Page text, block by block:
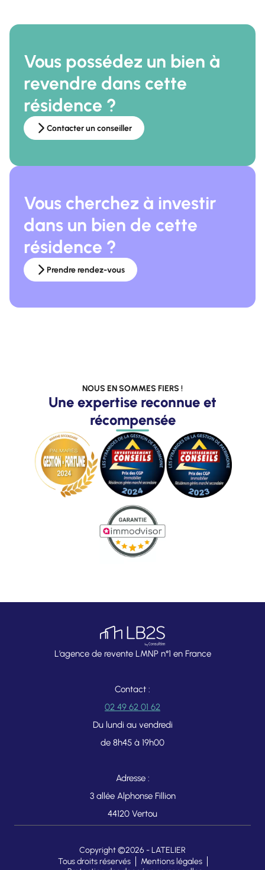
Vous possédez un bien à
revendre dans cette
résidence ?
Contacter un conseiller
Vous cherchez à investir
dans un bien de cette
résidence ?
Prendre rendez-vous
NOUS EN SOMMES FIERS !
Une expertise reconnue et
récompensée
L’agence de revente LMNP n°1 en France
Contact :
02 49 62 01 62
Du lundi au vendredi
de 8h45 à 19h00
Adresse :
3 allée Alphonse Fillion
44120 Vertou
Copyright ©2026 -LATELIER
Tous droits réservés
Mentions légales